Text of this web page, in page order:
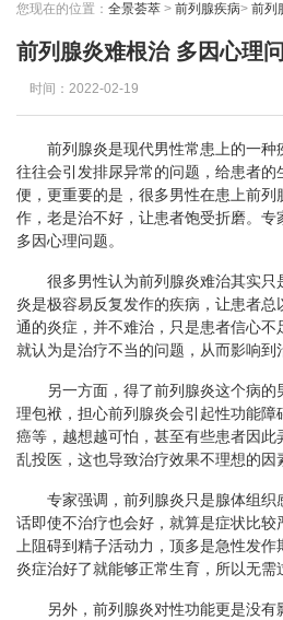
您现在的位置： 全景荟萃 > 前列腺疾病> 前列
前列腺炎难根治 多因心理
时间：2022-02-19
前列腺炎是现代男性常患上的一种
往往会引发排尿异常的问题，给患者的
便，更重要的是，很多男性在患上前
作，老是治不好，让患者饱受折磨。专
多因心理问题。
很多男性认为前列腺炎难治其实
炎是极容易反复发作的疾病，让患者
通的炎症，并不难治，只是患者信心
就认为是治疗不当的问题，从而影响到
另一方面，得了前列腺炎这个病
理包袱，担心前列腺炎会引起性功能
癌等，越想越可怕，甚至有些患者因此
乱投医，这也导致治疗效果不理想的因
专家强调，前列腺炎只是腺体组织
话即使不治疗也会好，就算是症状比
上阻碍到精子活动力，顶多是急性发
炎症治好了就能够正常生育，所以无需
另外，前列腺炎对性功能更是没